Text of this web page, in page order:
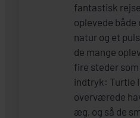
fantastisk
oplevede
natur og et
de mange
fire steder
indtryk: Turtle
overværede
æg, og så de